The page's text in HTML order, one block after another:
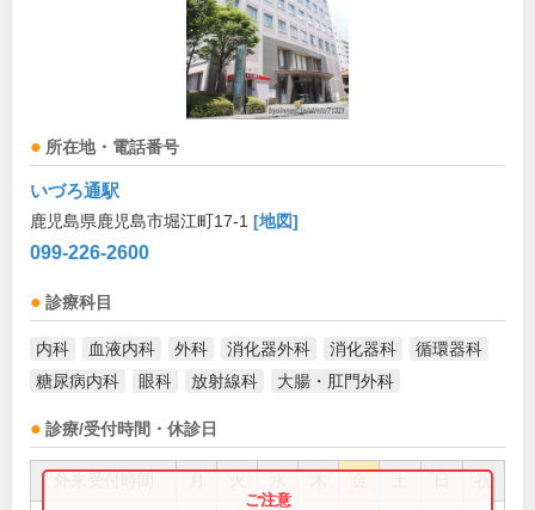
所在地・電話番号
いづろ通駅
鹿児島県鹿児島市堀江町17-1 [地図]
099-226-2600
診療科目
内科 血液内科 外科 消化器外科 消化器科
循環器科
糖尿病内科
眼科 放射線科 大腸・肛門外科
診療/受付時間・休診日
祝